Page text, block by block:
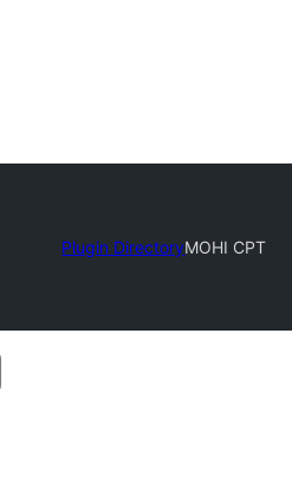
Plugin DirectoryMOHI CPT